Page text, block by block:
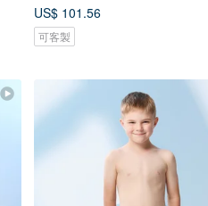
US$ 101.56
可客製